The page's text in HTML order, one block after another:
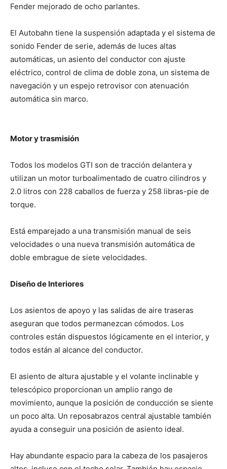
Fender mejorado de ocho parlantes.
El Autobahn tiene la suspensión adaptada y el sistema de
sonido Fender de serie, además de luces altas
automáticas, un asiento del conductor con ajuste
eléctrico, control de clima de doble zona, un sistema de
navegación y un espejo retrovisor con atenuación
automática sin marco.
Motor y trasmisión
Todos los modelos GTI son de tracción delantera y
utilizan un motor turboalimentado de cuatro cilindros y
2.0 litros con 228 caballos de fuerza y 258 libras-pie de
torque.
Está emparejado a una transmisión manual de seis
velocidades o una nueva transmisión automática de
doble embrague de siete velocidades.
Diseño de Interiores
Los asientos de apoyo y las salidas de aire traseras
aseguran que todos permanezcan cómodos. Los
controles están dispuestos lógicamente en el interior, y
todos están al alcance del conductor.
El asiento de altura ajustable y el volante inclinable y
telescópico proporcionan un amplio rango de
movimiento, aunque la posición de conducción se siente
un poco alta. Un reposabrazos central ajustable también
ayuda a conseguir una posición de asiento ideal.
Hay abundante espacio para la cabeza de los pasajeros